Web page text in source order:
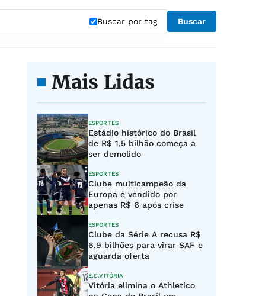
Buscar por tag Buscar
Mais Lidas
ESPORTES
Estádio histórico do Brasil
de R$ 1,5 bilhão começa a
ser demolido
ESPORTES
Clube multicampeão da
Europa é vendido por
apenas R$ 6 após crise
ESPORTES
Clube da Série A recusa R$
6,9 bilhões para virar SAF e
aguarda oferta
E.C.VITÓRIA
Vitória elimina o Athletico